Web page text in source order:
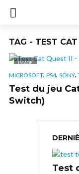
TAG - TEST
IMAGE
MICROSOFT, PS4, SONY,
Test du jeu
Switch)
Test